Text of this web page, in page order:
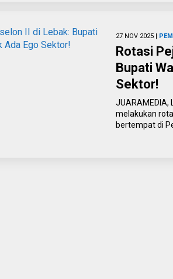
27 NOV 2025 |
Rotasi
Bupati
Sektor!
JUARAMEDIA,
melakukan
bertempat di